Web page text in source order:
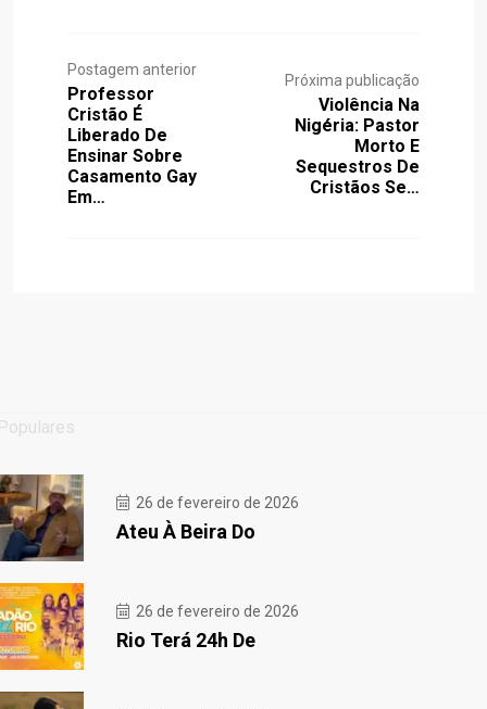
Postagem anterior
Professor
Cristão É
Liberado De
Ensinar Sobre
Casamento Gay
Em…
Próxima publicação
Violência Na
Nigéria: Pastor
Morto E
Sequestros De
Cristãos Se…
26 de fevereiro de 2026
Ateu À Beira Do
26 de fevereiro de 2026
Rio Terá 24h De